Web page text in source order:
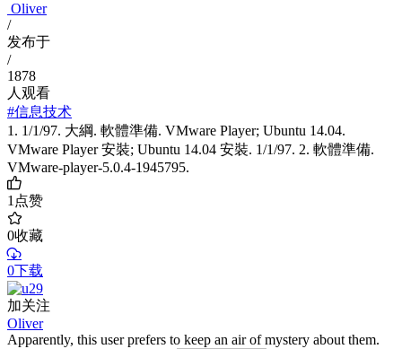
Oliver
/
发布于
/
1878
人观看
#信息技术
1. 1/1/97. 大綱. 軟體準備. VMware Player; Ubuntu 14.04.
VMware Player 安裝; Ubuntu 14.04 安裝. 1/1/97. 2. 軟體準備.
VMware-player-5.0.4-1945795.
1点赞
0收藏
0下载
加关注
Oliver
Apparently, this user prefers to keep an air of mystery about them.